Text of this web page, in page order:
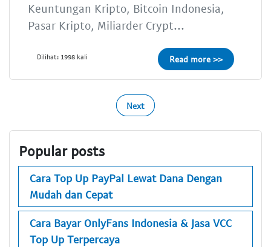
Keuntungan Kripto, Bitcoin Indonesia,
Pasar Kripto, Miliarder Crypt...
Dilihat: 1998 kali Read more >>
Next
Popular posts
Cara Top Up PayPal Lewat Dana Dengan
Mudah dan Cepat
Cara Bayar OnlyFans Indonesia & Jasa VCC
Top Up Terpercaya